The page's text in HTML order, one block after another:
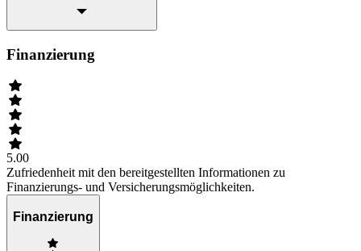
Finanzierung
5.00
Zufriedenheit mit den bereitgestellten Informationen zu
Finanzierungs- und Versicherungsmöglichkeiten.
Finanzierung